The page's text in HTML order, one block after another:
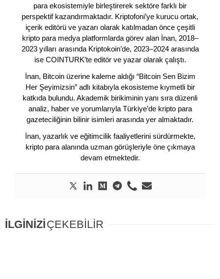
para ekosistemiyle birleştirerek sektöre farklı bir
perspektif kazandırmaktadır. Kriptofoni’ye kurucu ortak,
içerik editörü ve yazarı olarak katılmadan önce çeşitli
kripto para medya platformlarda görev alan İnan, 2018–
2023 yılları arasında Kriptokoin’de, 2023–2024 arasında
ise COINTURK’te editör ve yazar olarak çalıştı.
İnan, Bitcoin üzerine kaleme aldığı “Bitcoin Sen Bizim
Her Şeyimizsin” adlı kitabıyla ekosisteme kıymetli bir
katkıda bulundu. Akademik birikiminin yanı sıra düzenli
analiz, haber ve yorumlarıyla Türkiye’de kripto para
gazeteciliğinin bilinir isimleri arasında yer almaktadır.
İnan, yazarlık ve eğitimcilik faaliyetlerini sürdürmekte,
kripto para alanında uzman görüşleriyle öne çıkmaya
devam etmektedir.
İLGİNİZİÇEKEBİLİR